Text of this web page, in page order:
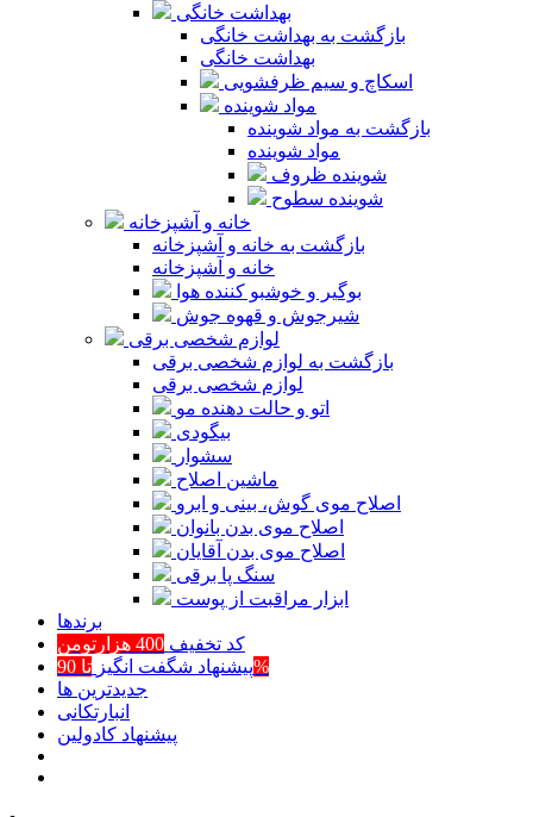
بهداشت خانگی
بازگشت به بهداشت خانگی
بهداشت خانگی
اسکاچ و سیم ظرفشویی
مواد شوینده
بازگشت به مواد شوینده
مواد شوینده
شوینده ظروف
شوینده سطوح
خانه و آشپزخانه
بازگشت به خانه و آشپزخانه
خانه و آشپزخانه
بوگیر و خوشبو کننده هوا
شیرجوش و قهوه جوش
لوازم شخصی برقی
بازگشت به لوازم شخصی برقی
لوازم شخصی برقی
اتو و حالت دهنده مو
بیگودی
سشوار
ماشین اصلاح
اصلاح موی گوش، بینی و ابرو
اصلاح موی بدن بانوان
اصلاح موی بدن آقایان
سنگ پا برقی
ابزار مراقبت از پوست
برند‌ها
کد تخفیف 400 هزارتومن
پیشنهاد شگفت انگیزتا 90%
جدیدترین ها
انبارتکانی
پیشنهاد کادولین